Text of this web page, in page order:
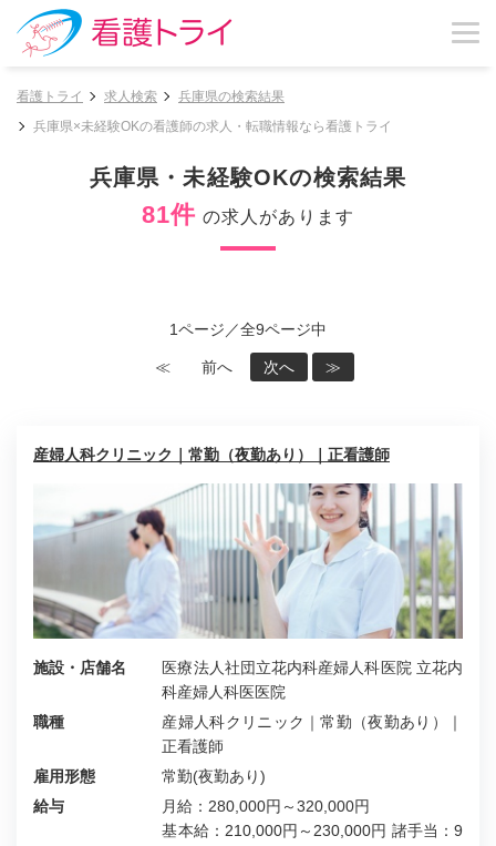
看護トライ 求人検索
兵庫県の検索結果
兵庫県×未経験OKの看護師の求人・転職情報なら看護トライ
兵庫県・未経験OKの検索結果
81件 の求人があります
1ページ／全9ページ中
≪ 前へ 次へ ≫
産婦人科クリニック｜常勤（夜勤あり）｜正看護師
施設・店舗名
医療法人社団立花内科産婦人科医院 立花内
科産婦人科医医院
職種
産婦人科クリニック｜常勤（夜勤あり）｜
正看護師
雇用形態
常勤(夜勤あり)
給与
月給：280,000円～320,000円
基本給：210,000円～230,000円 諸手当：9